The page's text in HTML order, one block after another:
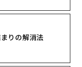
りの解消法